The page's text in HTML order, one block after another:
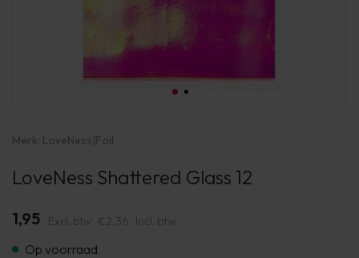
Merk: LoveNess|Foil
LoveNess Shattered Glass 12
1,95 Excl. btw €2,36 Incl. btw
Op voorraad